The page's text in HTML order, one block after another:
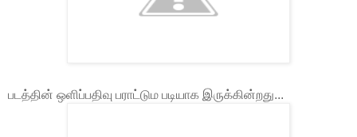
படத்தின் ஒளிப்பதிவு பராட்டும படியாக இருக்கின்றது...